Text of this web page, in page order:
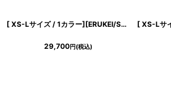
[ XS-Lサイズ / 1カラー][ERUKEI/SETTAN]総レース・斜め切替・アシンメトリー・フレンチスリーブ・マキシ丈・Aライン・ロングドレス[送料無料]
29,700円(税込)